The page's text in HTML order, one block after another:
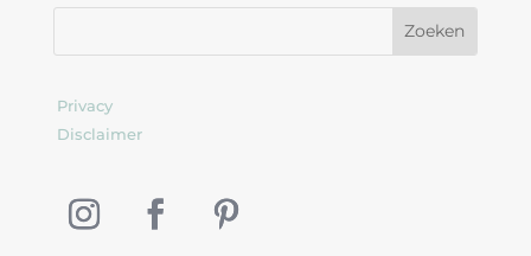
Privacy
Disclaimer